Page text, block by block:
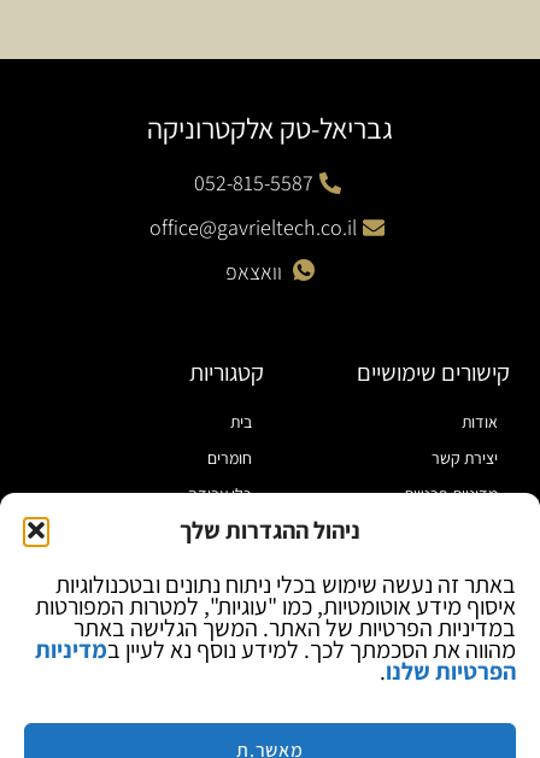
ניהול ההגדרות שלך
באתר זה נעשה שימוש בכלי ניתוח נתונים ובטכנולוגיות
איסוף מידע אוטומטיות, כמו "עוגיות", למטרות המפורטות
במדיניות הפרטיות של האתר. המשך הגלישה באתר
מהווה את הסכמתך לכך. למידע נוסף נא לעיין במדיניות
הפרטיות שלנו.
מאשר.ת
גבריאל-טק אלקטרוניקה
052-815-5587
office@gavrieltech.co.il
וואצאפ
קישורים שימושיים
אודות
יצירת קשר
מדיניות פרטיות
בלוג
קטגוריות
בית
חומרים
כלי עבודה
מוצרי הלחמה
ספקי כח ומודדים
ציוד אופטי להגדלה
מותגים